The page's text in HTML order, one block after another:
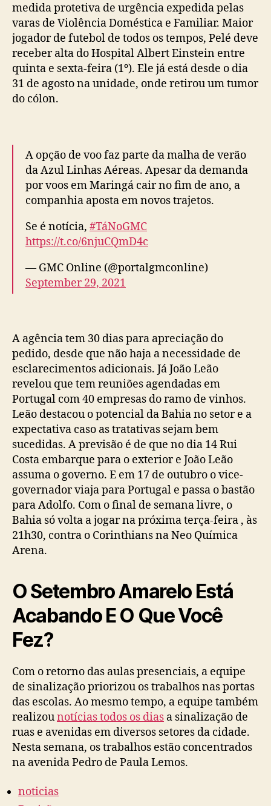
medida protetiva de urgência expedida pelas
varas de Violência Doméstica e Familiar. Maior
jogador de futebol de todos os tempos, Pelé deve
receber alta do Hospital Albert Einstein entre
quinta e sexta-feira (1º). Ele já está desde o dia
31 de agosto na unidade, onde retirou um tumor
do cólon.
A opção de voo faz parte da malha de verão
da Azul Linhas Aéreas. Apesar da demanda
por voos em Maringá cair no fim de ano, a
companhia aposta em novos trajetos.
Se é notícia, #TáNoGMC
https://t.co/6njuCQmD4c
— GMC Online (@portalgmconline)
September 29, 2021
A agência tem 30 dias para apreciação do
pedido, desde que não haja a necessidade de
esclarecimentos adicionais. Já João Leão
revelou que tem reuniões agendadas em
Portugal com 40 empresas do ramo de vinhos.
Leão destacou o potencial da Bahia no setor e a
expectativa caso as tratativas sejam bem
sucedidas. A previsão é de que no dia 14 Rui
Costa embarque para o exterior e João Leão
assuma o governo. E em 17 de outubro o vice-
governador viaja para Portugal e passa o bastão
para Adolfo. Com o final de semana livre, o
Bahia só volta a jogar na próxima terça-feira , às
21h30, contra o Corinthians na Neo Química
Arena.
O Setembro Amarelo Está
Acabando E O Que Você
Fez?
Com o retorno das aulas presenciais, a equipe
de sinalização priorizou os trabalhos nas portas
das escolas. Ao mesmo tempo, a equipe também
realizounotícias todos os dias a sinalização de
ruas e avenidas em diversos setores da cidade.
Nesta semana, os trabalhos estão concentrados
na avenida Pedro de Paula Lemos.
noticias